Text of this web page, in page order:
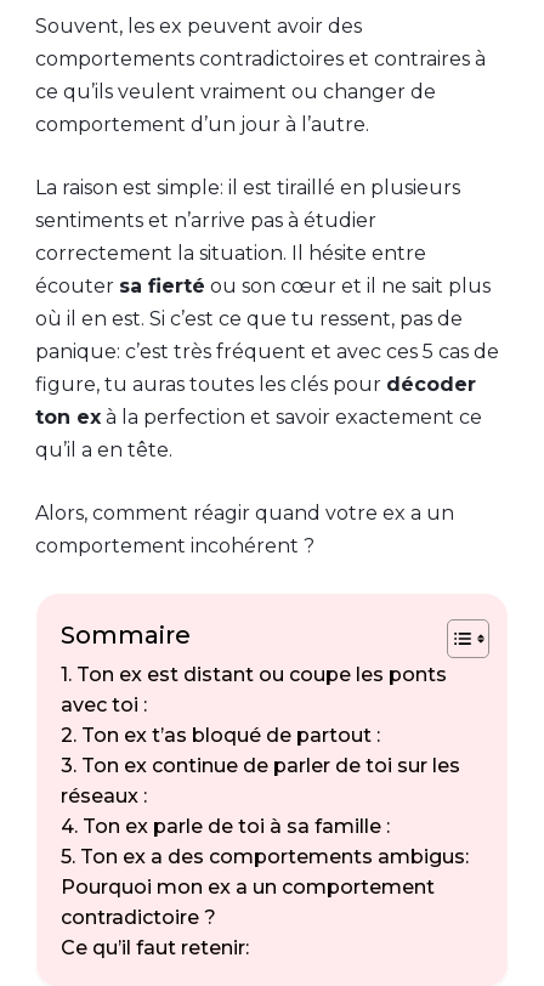
Souvent, les ex peuvent avoir des
comportements contradictoires et contraires à
ce qu’ils veulent vraiment ou changer de
comportement d’un jour à l’autre.
La raison est simple: il est tiraillé en plusieurs
sentiments et n’arrive pas à étudier
correctement la situation. Il hésite entre
écouter sa fierté ou son cœur et il ne sait plus
où il en est. Si c’est ce que tu ressent, pas de
panique: c’est très fréquent et avec ces 5 cas de
figure, tu auras toutes les clés pour décoder
ton exà la perfection et savoir exactement ce
qu’il a en tête.
Alors, comment réagir quand votre ex a un
comportement incohérent ?
Sommaire
1. Ton ex est distant ou coupe les ponts
avec toi :
2. Ton ex t’as bloqué de partout :
3. Ton ex continue de parler de toi sur les
réseaux :
4. Ton ex parle de toi à sa famille :
5. Ton ex a des comportements ambigus:
Pourquoi mon ex a un comportement
contradictoire ?
Ce qu’il faut retenir: